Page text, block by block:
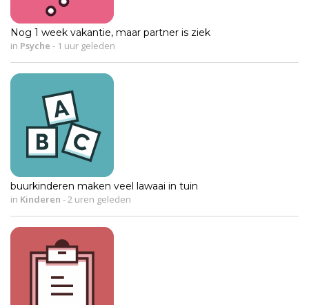
Nog 1 week vakantie, maar partner is ziek
in Psyche - 1 uur geleden
buurkinderen maken veel lawaai in tuin
in Kinderen -2 uren geleden